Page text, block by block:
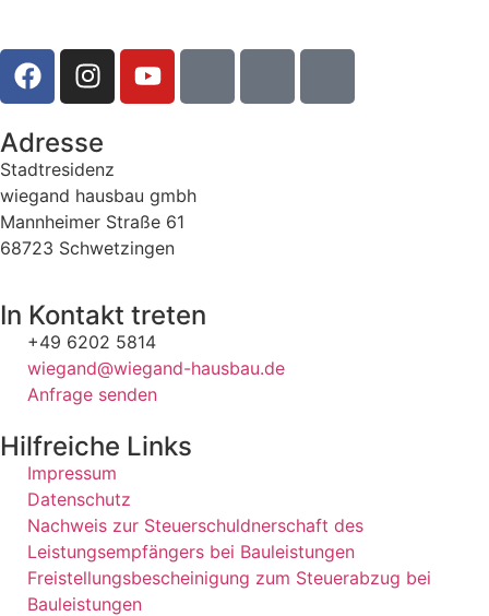
Adresse
Stadtresidenz
wiegand hausbau gmbh
Mannheimer Straße 61
68723 Schwetzingen
In Kontakt treten
+49 6202 5814
wiegand@wiegand-hausbau.de
Anfrage senden
Hilfreiche Links
Impressum
Datenschutz
Nachweis zur Steuerschuldnerschaft des
Leistungsempfängers bei Bauleistungen
Freistellungsbescheinigung zum Steuerabzug bei
Bauleistungen